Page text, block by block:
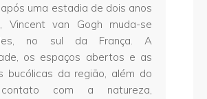
após uma estadia de dois anos
Vincent van Gogh muda-se
no sul da França. A
os espaços abertos e as
bucólicas da região, além do
com a natureza,